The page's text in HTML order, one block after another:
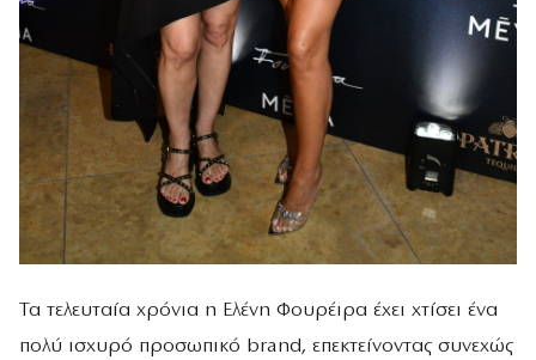
Τα τελευταία χρόνια η Ελένη Φουρέιρα έχει χτίσει ένα
πολύ ισχυρό προσωπικό brand, επεκτείνοντας συνεχώς